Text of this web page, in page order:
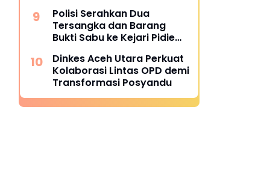
Polisi Serahkan Dua
Tersangka dan Barang
Bukti Sabu ke Kejari Pidie
Dinkes Aceh Utara Perkuat
Kolaborasi Lintas OPD demi
Transformasi Posyandu